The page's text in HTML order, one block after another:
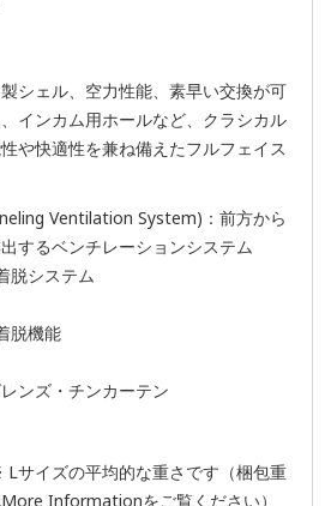
シェル、空力性能、素早い交換が可
インカム用ホールなど、クラシカル
や快適性を兼ね備えたフルフェイス
Ventilation System)：前方から
するベンチレーションシステム
脱システム
脱機能
ンズ・チンカーテン
イズの平均的な重さです（梱包重
Informationをご覧ください）